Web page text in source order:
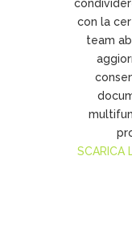
con la
team
SCARICA